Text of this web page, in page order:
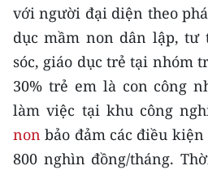
Media Kinh tế
Media Văn hóa
Media Xã hội
Media Pháp luật
Media Du lịch
với người đại diện theo
dục mầm non dân lập, tư
sóc, giáo dục trẻ tại nhóm
30% trẻ em là con công
làm việc tại khu công
non bảo đảm các điều
800 nghìn đồng/tháng.